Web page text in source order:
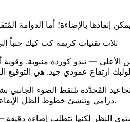
ثلاث تقنيات كريمة كب كيك جنباً
درامي وتنشئ خطوط الظل الإيقاعية التي تجعل صور الكب كيك تبدو نحتية. الأفضل تصويرها بزاوية 3/4.